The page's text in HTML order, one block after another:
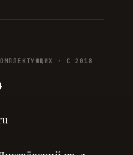
· С 2018